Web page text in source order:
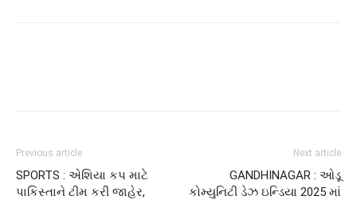
Previous article
SPORTS : એશિયા કપ માટે
પાકિસ્તાને ટીમ કરી જાહેર,
Next article
GANDHINAGAR : ઓડૂ
કોમ્યુનિટી ડેઝ ઇન્ડિયા 2025 માં